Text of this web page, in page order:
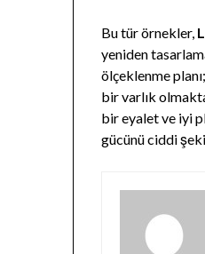
Bu tür örnekler,
yeniden
ölçeklenme
bir varlık
bir eyalet ve iyi
gücünü ciddi